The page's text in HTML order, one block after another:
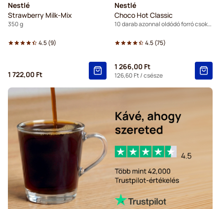
Nestlé
Strawberry Milk-Mix
350 g
4.5(9)
1 722,00 Ft
Nestlé
Choco Hot Classic
10 darab azonnal oldódó forró csokoládé pálca
4.5(75)
1 266,00 Ft
126,60 Ft/ csésze